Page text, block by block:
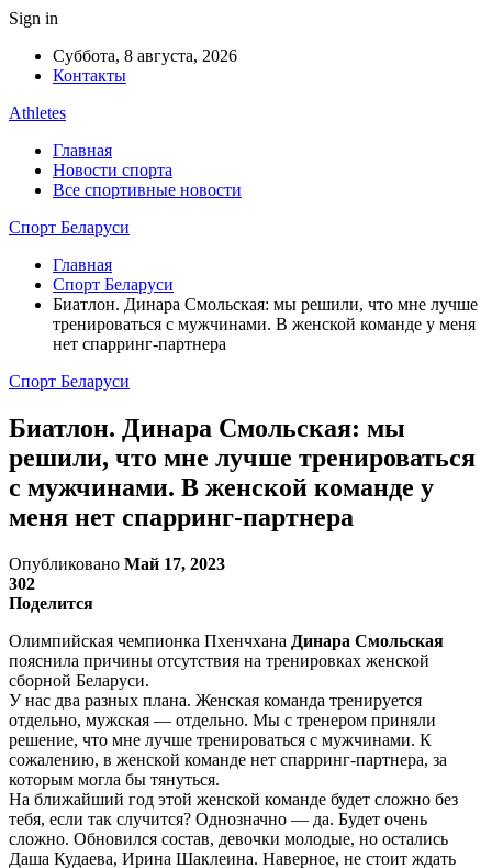
Sign in
Суббота, 8 августа, 2026
Контакты
Athletes
Главная
Новости спорта
Все спортивные новости
Спорт Беларуси
Главная
Спорт Беларуси
Биатлон. Динара Смольская: мы решили, что мне лучше
тренироваться с мужчинами. В женской команде у меня
нет спарринг-партнера
Спорт Беларуси
Биатлон. Динара Смольская: мы
решили, что мне лучше тренироваться
с мужчинами. В женской команде у
меня нет спарринг-партнера
Опубликовано Май 17, 2023
302
Поделится
Олимпийская чемпионка Пхенчхана Динара Смольская
пояснила причины отсутствия на тренировках женской
сборной Беларуси.
У нас два разных плана. Женская команда тренируется
отдельно, мужская — отдельно. Мы с тренером приняли
решение, что мне лучше тренироваться с мужчинами. К
сожалению, в женской команде нет спарринг-партнера, за
которым могла бы тянуться.
На ближайший год этой женской команде будет сложно без
тебя, если так случится? Однозначно — да. Будет очень
сложно. Обновился состав, девочки молодые, но остались
Даша Кудаева, Ирина Шаклеина. Наверное, не стоит ждать